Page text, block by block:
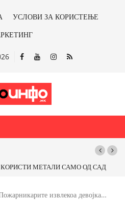
УСЛОВИ ЗА КОРИСТЕЊЕ
МЕТАЛИ САМО ОД САД
Почнува
извлекоа девојка…